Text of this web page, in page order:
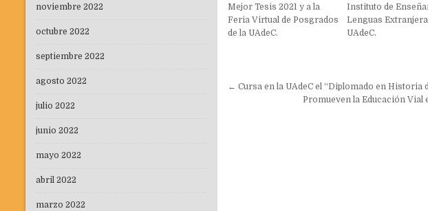
Mejor Tesis 2021 y a la
Feria Virtual de Posgrados
de la UAdeC.
Instituto de
Lenguas
UAdeC.
Navegación
← Cursa en la UAdeC el “Diplomado en Historia
Promueven la Educación Vial
noviembre 2022
octubre 2022
septiembre 2022
agosto 2022
julio 2022
junio 2022
mayo 2022
abril 2022
marzo 2022